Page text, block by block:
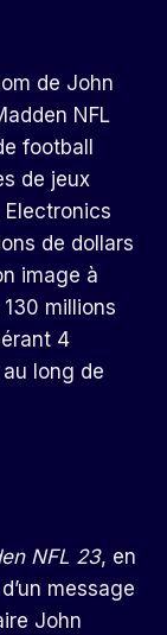
de John
NFL
football
de jeux
Electronics
de dollars
image à
millions
4
long de
NFL 23, en
message
John